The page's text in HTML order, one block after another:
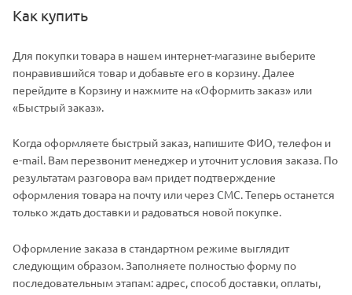
Как купить
Для покупки товара в нашем интернет-магазине выберите
понравившийся товар и добавьте его в корзину. Далее
перейдите в Корзину и нажмите на «Оформить заказ» или
«Быстрый заказ».
Когда оформляете быстрый заказ, напишите ФИО, телефон и
e-mail. Вам перезвонит менеджер и уточнит условия заказа. По
результатам разговора вам придет подтверждение
оформления товара на почту или через СМС. Теперь останется
только ждать доставки и радоваться новой покупке.
Оформление заказа в стандартном режиме выглядит
следующим образом. Заполняете полностью форму по
последовательным этапам: адрес, способ доставки, оплаты,